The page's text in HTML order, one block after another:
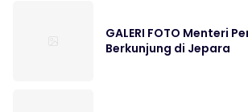
GALERI FOTO Menteri
Berkunjung di Jepara